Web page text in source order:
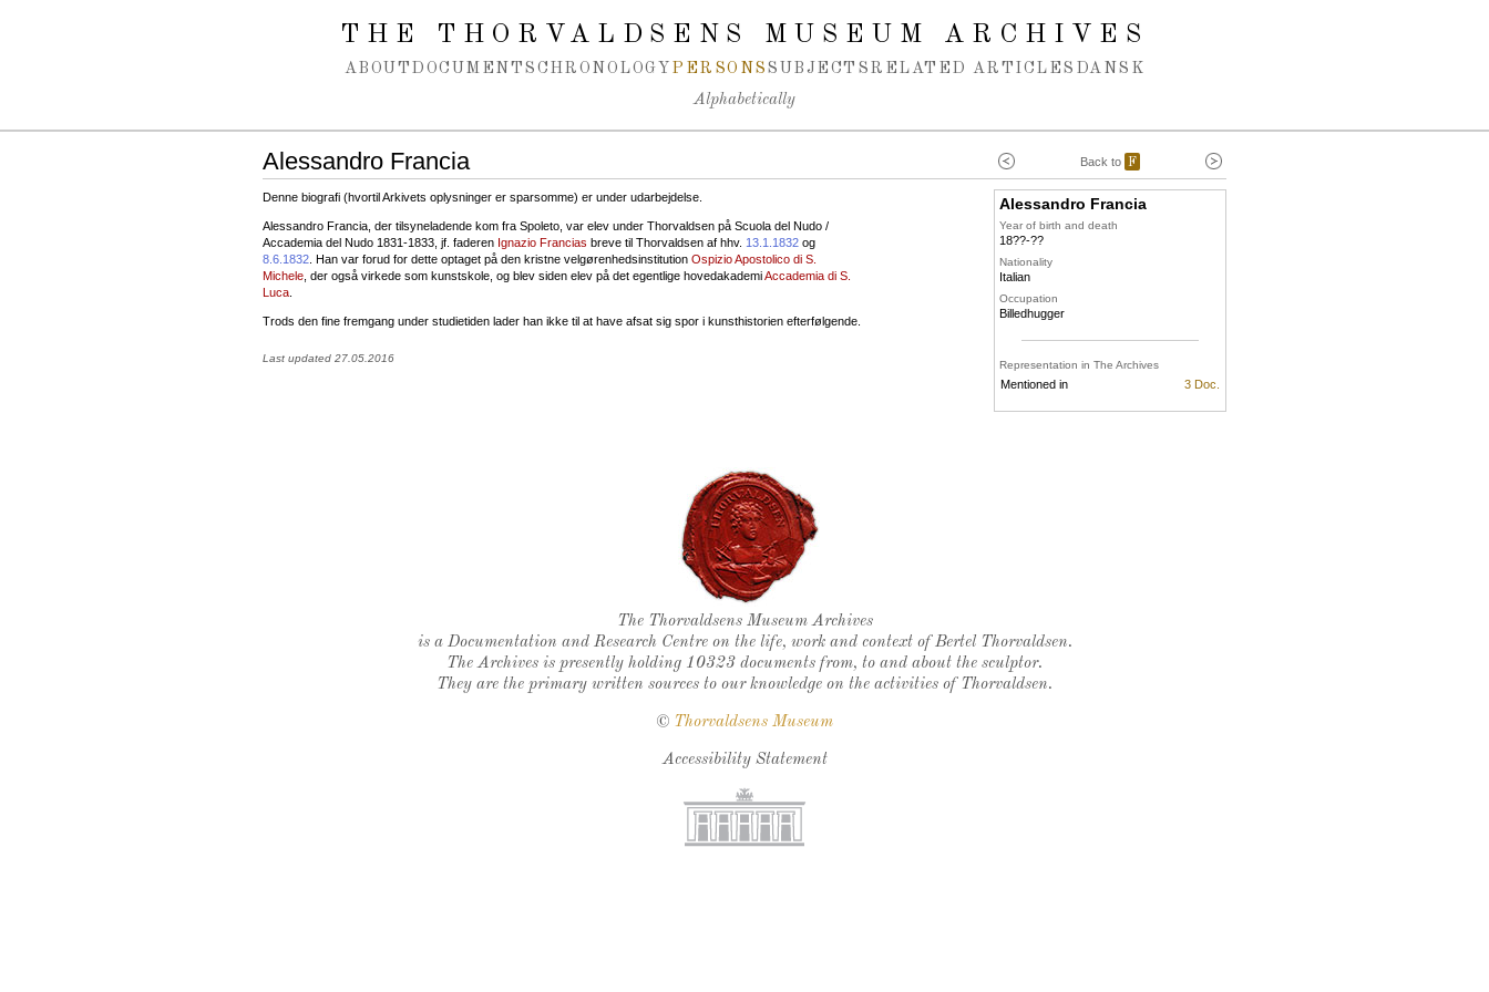
THE THORVALDSENS MUSEUM ARCHIVES
ABOUT DOCUMENTS CHRONOLOGY PERSONS SUBJECTS RELATED ARTICLES DANSK
Alphabetically
Back to F
Alessandro Francia
Denne biografi (hvortil Arkivets oplysninger er sparsomme) er under udarbejdelse.
Alessandro Francia, der tilsyneladende kom fra Spoleto, var elev under Thorvaldsen på Scuola del Nudo /
Accademia del Nudo 1831-1833, jf. faderen Ignazio Francias breve til Thorvaldsen af hhv. 13.1.1832 og
8.6.1832 . Han var forud for dette optaget på den kristne velgørenhedsinstitution Ospizio Apostolico di S.
Michele , der også virkede som kunstskole, og blev siden elev på det egentlige hovedakademiAccademia di S.
Luca
Trods den fine fremgang under studietiden lader han ikke til at have afsat sig spor i kunsthistorien efterfølgende.
Last updated 27.05.2016
Alessandro Francia
Year of birth and death
18??-??
Nationality
Italian
Occupation
Billedhugger
Representation in The Archives
Mentioned in 3 Doc.
Thorvaldsen's seal
The Thorvaldsens Museum Archives
is a Documentation and Research Centre on the life, work and context of Bertel Thorvaldsen.
The Archives is presently holding 10323 documents from, to and about the sculptor.
They are the primary written sources to our knowledge on the activities of Thorvaldsen.
© Thorvaldsens Museum
Accessibility Statement